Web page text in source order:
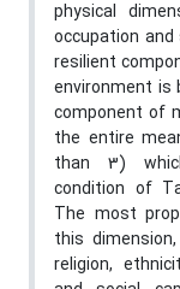
physical
occupation
resilient
environment is
component of
the entire
than 3)
condition of
The most
this
religion,